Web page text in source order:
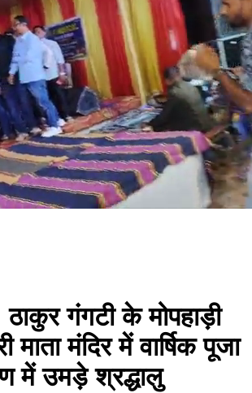
गंगटी के मोपहाड़ी
माता मंदिर में वार्षिक पूजा
में उमड़े श्रद्धालु